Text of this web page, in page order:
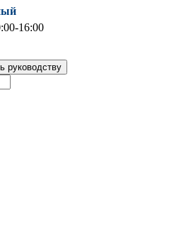
16:00
руководству